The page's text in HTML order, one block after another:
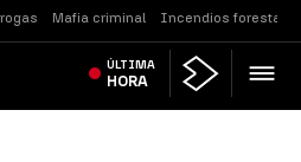
Mafia criminal Incendios forestales
ÚLTIMA
HORA